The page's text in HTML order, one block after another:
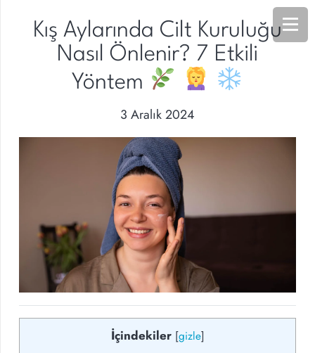
Kış Aylarında Cilt Kuruluğu
Nasıl Önlenir? 7 Etkili
Yöntem
3 Aralık 2024
İçindekiler [gizle]